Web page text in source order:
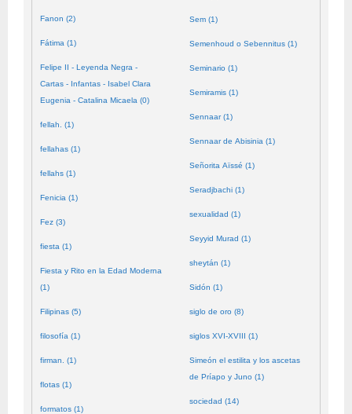
Fanon (2)
Fátima (1)
Felipe II - Leyenda Negra -
Cartas - Infantas - Isabel Clara
Eugenia - Catalina Micaela (0)
fellah. (1)
fellahas (1)
fellahs (1)
Fenicia (1)
Fez (3)
fiesta (1)
Fiesta y Rito en la Edad Moderna
(1)
Filipinas (5)
filosofía (1)
firman. (1)
flotas (1)
formatos (1)
Sem (1)
Semenhoud o Sebennitus (1)
Seminario (1)
Semiramis (1)
Sennaar (1)
Sennaar de Abisinia (1)
Señorita Aïssé (1)
Seradjbachi (1)
sexualidad (1)
Seyyid Murad (1)
sheytán (1)
Sidón (1)
siglo de oro (8)
siglos XVI-XVIII (1)
Simeón el estilita y los ascetas
de Príapo y Juno (1)
sociedad (14)